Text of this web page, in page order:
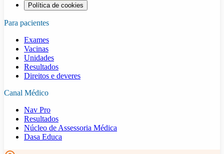
Política de cookies
Para pacientes
Exames
Vacinas
Unidades
Resultados
Direitos e deveres
Canal Médico
Nav Pro
Resultados
Núcleo de Assessoria Médica
Dasa Educa